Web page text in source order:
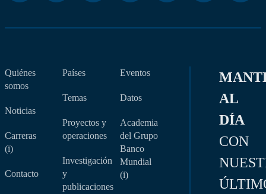
Quiénes
somos
Noticias
Carreras
(i)
Contacto
Países
Temas
Proyectos y
operaciones
Investigación
y
publicaciones
Eventos
Datos
Academia
del Grupo
Banco
Mundial
(i)
AL
DÍA
CON